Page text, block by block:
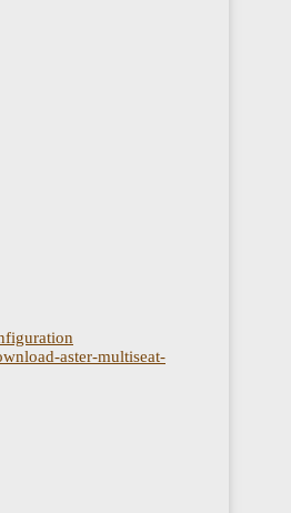
aster-multiseat-